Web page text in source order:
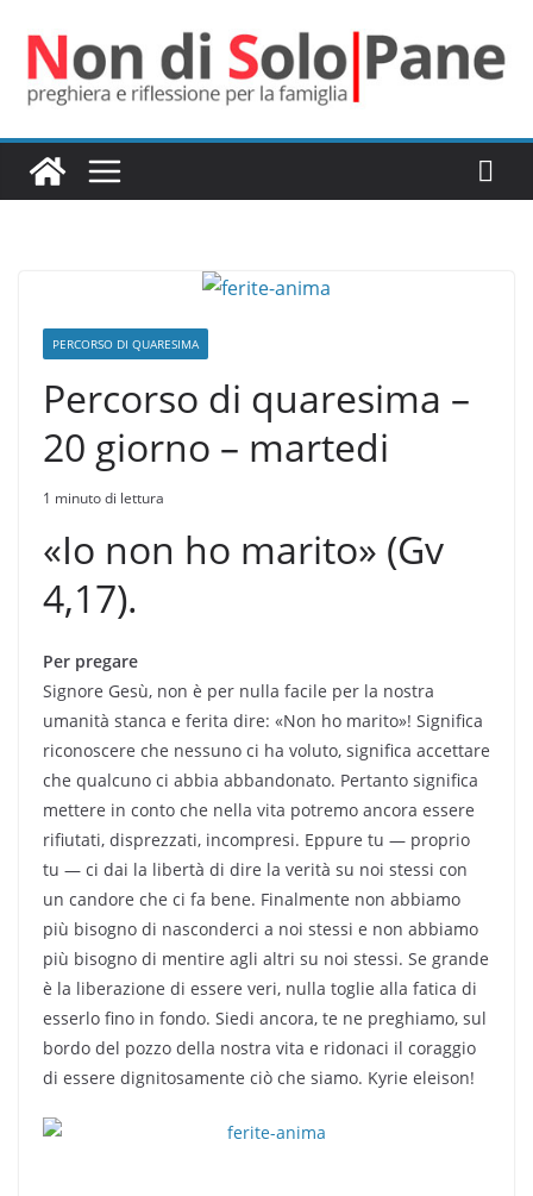
contenuto
PERCORSO DI QUARESIMA
Percorso di quaresima –
20 giorno – martedi
1 minuto di lettura
«Io non ho marito» (Gv
4,17).
Per pregare
Signore Gesù, non è per nulla facile per la nostra
umanità stanca e ferita dire: «Non ho marito»! Significa
riconoscere che nessuno ci ha voluto, significa accettare
che qualcuno ci abbia abbandonato. Pertanto significa
mettere in conto che nella vita potremo ancora essere
rifiutati, disprezzati, incompresi. Eppure tu — proprio
tu — ci dai la libertà di dire la verità su noi stessi con
un candore che ci fa bene. Finalmente non abbiamo
più bisogno di nasconderci a noi stessi e non abbiamo
più bisogno di mentire agli altri su noi stessi. Se grande
è la liberazione di essere veri, nulla toglie alla fatica di
esserlo fino in fondo. Siedi ancora, te ne preghiamo, sul
bordo del pozzo della nostra vita e ridonaci il coraggio
di essere dignitosamente ciò che siamo. Kyrie eleison!